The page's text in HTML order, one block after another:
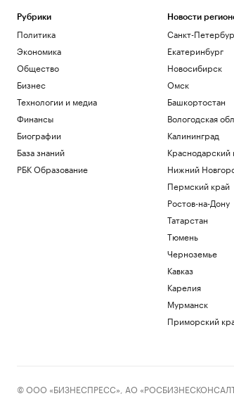
Рубрики
Политика
Экономика
Общество
Бизнес
Технологии и медиа
Финансы
Биографии
База знаний
РБК Образование
Новости
Санкт-
Екатеринбург
Новосибирск
Омск
Башкортостан
Вологодская
Калининград
Краснодарский
Нижний
Пермский край
Ростов-на-Дону
Татарстан
Тюмень
Черноземье
Кавказ
Карелия
Мурманск
Приморский
© ООО «БИЗНЕСПРЕСС», АО